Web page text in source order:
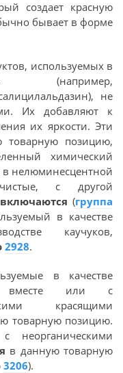
создает красную
бывает в форме
используемых в
(например,
не
Их добавляют к
их яркости. Эти
товарную позицию,
химический
в нелюминесцентной
с другой
(группа
в качестве
каучуков,
2928.
в качестве
вместе или с
красящими
товарную позицию.
в данную товарную
3206).